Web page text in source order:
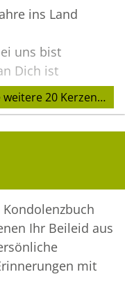
ins Land
uns bist
Dich ist
Du nicht !
weitere 20 Kerzen…
Ihr Beileid aus
mit